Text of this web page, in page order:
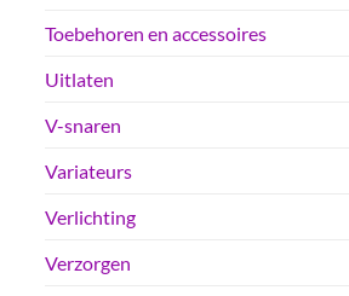
Toebehoren en accessoires
Uitlaten
V-snaren
Variateurs
Verlichting
Verzorgen